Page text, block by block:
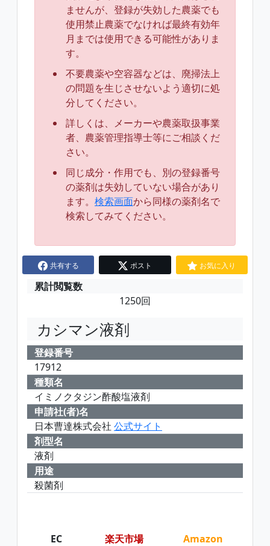
ませんが、登録が失効した農薬でも
使用禁止農薬でなければ最終有効年
月までは使用できる可能性がありま
す。
不要農薬や空容器などは、廃掃法上
の問題を生じさせないよう適切に処
分してください。
詳しくは、メーカーや農薬取扱事業
者、農薬管理指導士等にご相談くだ
さい。
同じ成分・作用でも、別の登録番号
の薬剤は失効していない場合があり
ます。 検索画面から同様の薬剤名で
検索してみてください。
共有する ポスト お気に入り
累計閲覧数
1250回
カシマン液剤
登録番号
17912
種類名
イミノクタジン酢酸塩液剤
申請社(者)名
日本曹達株式会社 公式サイト
剤型名
液剤
用途
殺菌剤
EC 楽天市場 Amazon